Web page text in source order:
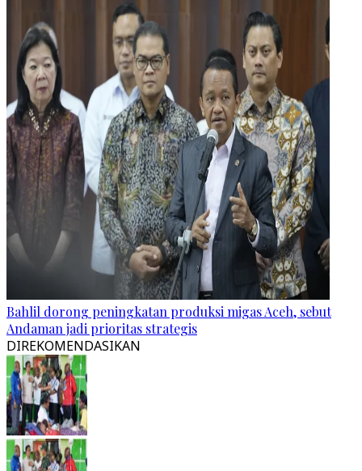
Bahlil dorong peningkatan produksi migas Aceh, sebut
Andaman jadi prioritas strategis
DIREKOMENDASIKAN